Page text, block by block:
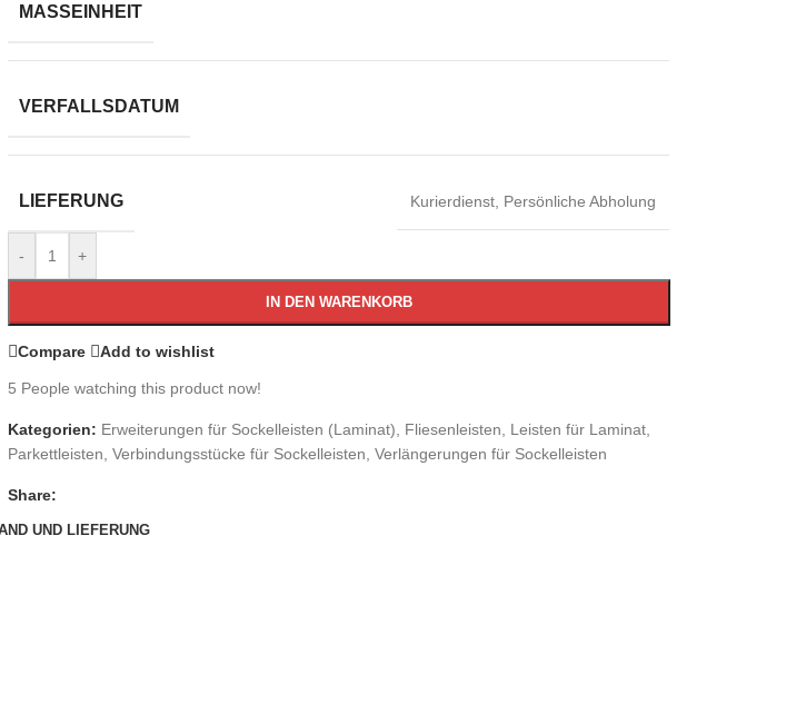
MASSEINHEIT
VERFALLSDATUM
LIEFERUNG Kurierdienst, Persönliche Abholung
- +
IN DEN WARENKORB
Compare Add to wishlist
5 People watching this product now!
Kategorien: Erweiterungen für Sockelleisten (Laminat) Fliesenleisten Leisten für Laminat,
Parkettleisten Verbindungsstücke für Sockelleisten Verlängerungen für Sockelleisten
Share:
UND LIEFERUNG